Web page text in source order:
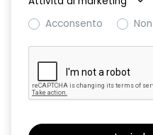
smartphone replication
volante multifunzione in TEP
Acconsento